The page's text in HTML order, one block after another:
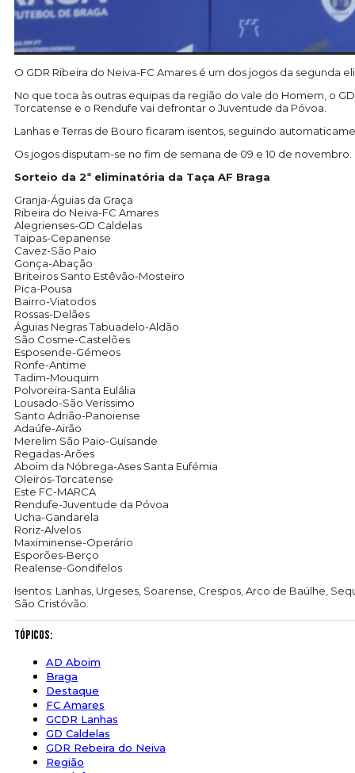
O GDR Ribeira do Neiva-FC Amares é um dos jogos da segunda
No que toca às outras equipas da região do vale do Homem, o
Torcatense e o Rendufe vai defrontar o Juventude da Póvoa.
Lanhas e Terras de Bouro ficaram isentos, seguindo
Os jogos disputam-se no fim de semana de 09 e 10 de novembro.
Sorteio da 2ª eliminatória da Taça AF Braga
Granja-Águias da Graça
Ribeira do Neiva-FC Amares
Alegrienses-GD Caldelas
Taipas-Cepanense
Cavez-São Paio
Gonça-Abação
Briteiros Santo Estêvão-Mosteiro
Pica-Pousa
Bairro-Viatodos
Rossas-Delães
Águias Negras Tabuadelo-Aldão
São Cosme-Castelões
Esposende-Gémeos
Ronfe-Antime
Tadim-Mouquim
Polvoreira-Santa Eulália
Lousado-São Veríssimo
Santo Adrião-Panoiense
Adaúfe-Airão
Merelim São Paio-Guisande
Regadas-Arões
Aboim da Nóbrega-Ases Santa Eufémia
Oleiros-Torcatense
Este FC-MARCA
Rendufe-Juventude da Póvoa
Ucha-Gandarela
Roriz-Alvelos
Maximinense-Operário
Esporões-Berço
Realense-Gondifelos
Isentos: Lanhas, Urgeses, Soarense, Crespos, Arco de Baúlhe,
São Cristóvão.
Tópicos:
AD Aboim
Braga
Destaque
FC Amares
GCDR Lanhas
GD Caldelas
GDR Rebeira do Neiva
Região